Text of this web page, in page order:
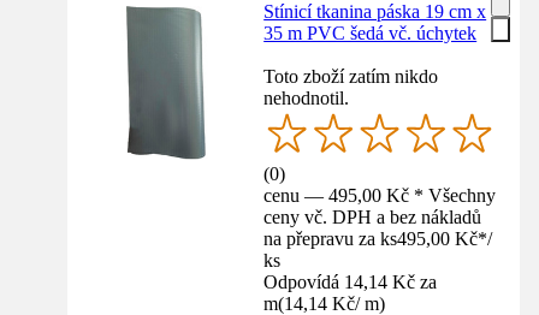
Stínicí tkanina páska 19 cm x
35 m PVC šedá vč. úchytek
Toto zboží zatím nikdo
nehodnotil.
(0)
cenu — 495,00 Kč * Všechny
ceny vč. DPH a bez nákladů
na přepravu za ks495,00 Kč*/
ks
Odpovídá 14,14 Kč za
m(14,14 Kč/ m)